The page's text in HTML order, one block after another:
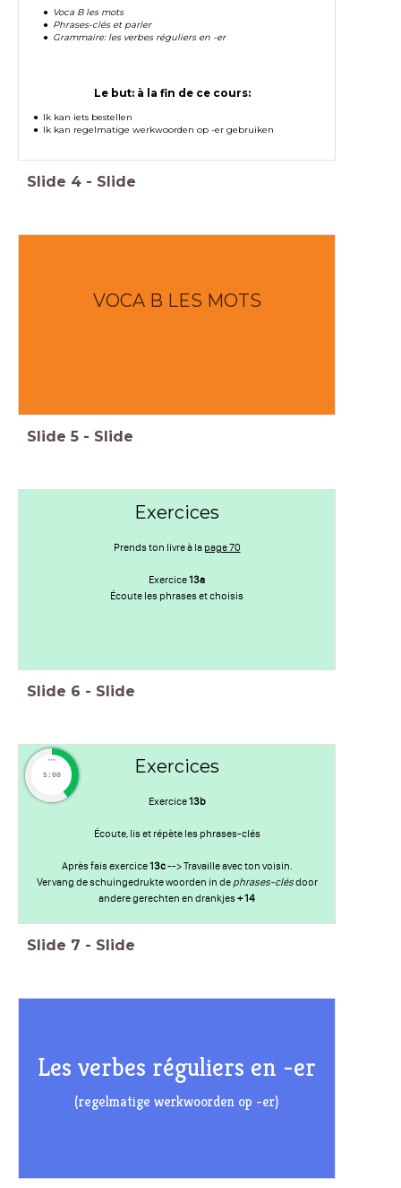
Voca B les mots
Phrases-clés et parler
Grammaire: les verbes réguliers en -er
Le but: à la fin de ce cours:
Ik kan iets bestellen
Ik kan regelmatige werkwoorden op -er gebruiken
Slide 4 - Slide
VOCA B LES MOTS
Slide 5 - Slide
Exercices
Prends ton livre à la page 70
Exercice13a
Écoute les phrases et choisis
Slide 6 - Slide
Exercices
Exercice13b
Écoute, lis et répète les phrases-clés
Après fais exercice13c--> Travaille avec ton voisin.
Vervang de schuingedrukte woorden in de phrases-clésdoor
andere gerechten en drankjes+ 14
timer
5:00
Slide 7 - Slide
Les verbes réguliers en -er
(regelmatige werkwoorden op -er)